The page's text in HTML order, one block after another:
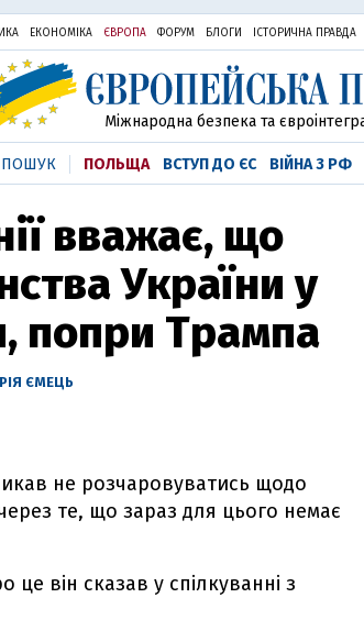
ЕКОНОМІКА ЄВРОПА ФОРУМ БЛОГИ ІСТОРИЧНА ПРАВДА
Міжнародна безпека та
ПОШУК ПОЛЬЩА ВСТУП ДО ЄС ВІЙНА З РФ
вважає, що
України у
попри Трампа
ЄМЕЦЬ
не розчаровуватись щодо
те, що зараз для цього немає
він сказав у спілкуванні з